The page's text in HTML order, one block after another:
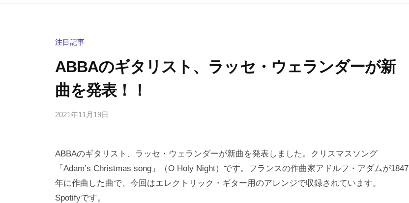
注目記事
ABBAのギタリスト、ラッセ・ウェランダーが新
曲を発表！！
2021年11月19日
g
a
の
コ
メ
ABBAのギタリスト、ラッセ・ウェランダーが新曲を発表しました。クリスマスソング
「Adam’s Christmas song」（O Holy Night）です。フランスの作曲家アドルフ・アダムが1847
年に作曲した曲で、今回はエレクトリック・ギター用のアレンジで収録されています。
Spotifyです。